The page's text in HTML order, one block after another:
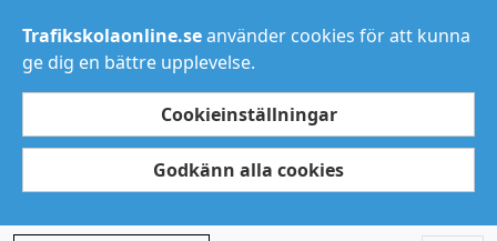
Trafikskolaonline.seanvänder cookies för att kunna
ge dig en bättre upplevelse.
Cookieinställningar
Godkänn alla cookies